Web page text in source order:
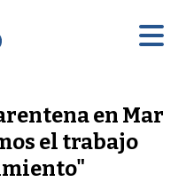
en Mar
el trabajo